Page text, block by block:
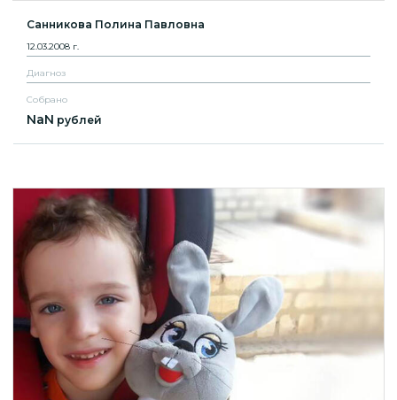
Санникова Полина Павловна
12.03.2008 г.
Диагноз
Собрано
NaN рублей